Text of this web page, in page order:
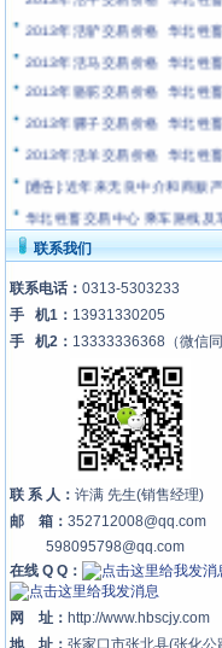
2013年活驴交易价格 华北牲
2013年活马交易价格 华北牲
2013年骆驼交易价格 华北牲
2013年骡子交易价格 华北牲
2013年活羊交易价格 华北牲
[通告]:近年来无良中介和商贩
华北牲畜交易中心 乘车路线及
最新牛犊饲养技术
华北牲畜交易中心 经纪人管理
【视频 教学】：搭好新家 养湖
【视频 教学】：肉驴养殖技术
【视频 教学】：科学养牛与牛
【视频 教学】：马的科学饲养
【视频 教学】：硕士养羊有学
【视频 教学】：科学高效养羊
【视频 教学】：科学养牛与牛
【视频 教学】：科学高效养羊
小母牛最合适的配种时间
【视频 教学】：科学高效养羊
联系我们
联系电话： 0313-5303233
手 机1： 13931330205
手 机2： 13333336368 （微信
联 系 人： 许满 先生(销售经理)
邮 箱： 352712008@qq.com
598095798@qq.com
在线 Q Q：
网 址： http://www.hbscjy.com